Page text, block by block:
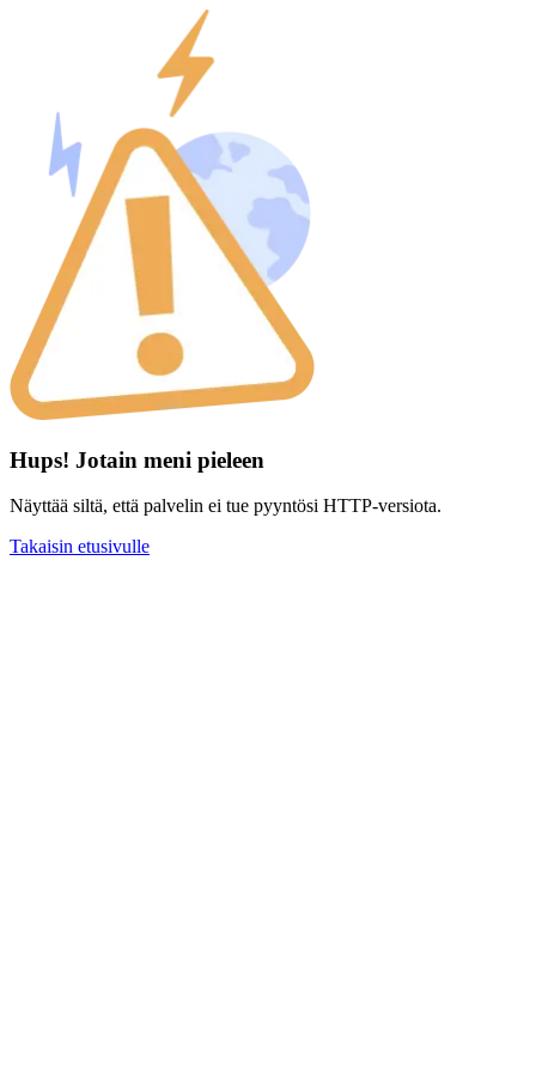
Hups! Jotain meni pieleen
Näyttää siltä, että palvelin ei tue pyyntösi HTTP-versiota.
Takaisin etusivulle